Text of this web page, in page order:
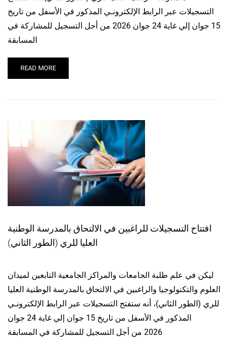
التسجيلات عبر الرابط الإلكترونـي المذكور في الأسفل من تاريخ
15 جوان إلي غاية 24 جوان 2026 من أجل التسجيل للمشاركة في
المسابقة
READ MORE
افتتاح التسجيلات للراغبين في الالتحاق بالمدرسة الوطنية
العليا للري (الطور الثاني)
ليكن في علم طلبة الجامعات والمراكز الجامعية التابعين لميدان
العلوم والتكنولوجيا والراغبين في الالتحاق بالمدرسة الوطنية العليا
للري (الطور الثاني)، أنه ستفتح التسجيلات عبر الرابط الإلكترونـي
المذكور في الأسفل من تاريخ 15 جوان إلي غاية 24 جوان
2026 من أجل التسجيل للمشاركة في المسابقة